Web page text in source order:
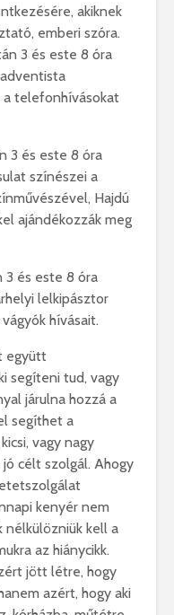
akiknek
emberi szóra.
3 és este 8 óra
a telefonhívásokat
3 és este 8 óra
színészei a
Hajdú
ajándékozzák meg
3 és este 8 óra
lelkipásztor
hívásait.
együtt
segíteni tud, vagy
járulna hozzá a
segíthet a
vagy nagy
jó célt szolgál. Ahogy
kenyér nem
nélkülözniük kell a
az hiánycikk.
jött létre, hogy
azért, hogy aki